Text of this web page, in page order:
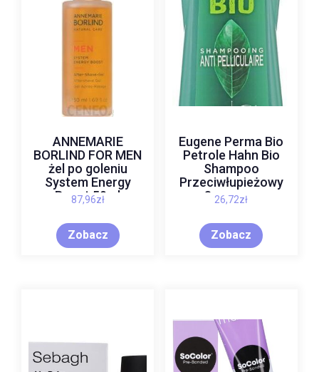
ANNEMARIE
BORLIND FOR MEN
żel po goleniu
System Energy
Boost 50ml
87,96zł
Zobacz
Eugene Perma Bio
Petrole Hahn Bio
Shampoo
Przeciwłupieżowy
Szampon
Wzmacniający Do
Włosów
Normalnych 250 ml
26,72zł
Zobacz